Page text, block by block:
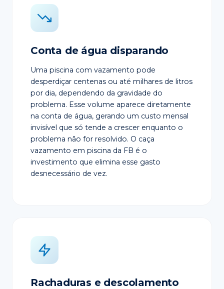
Conta de água disparando
Uma piscina com vazamento pode
desperdiçar centenas ou até milhares de litros
por dia, dependendo da gravidade do
problema. Esse volume aparece diretamente
na conta de água, gerando um custo mensal
invisível que só tende a crescer enquanto o
problema não for resolvido. O caça
vazamento em piscina da FB é o
investimento que elimina esse gasto
desnecessário de vez.
Rachaduras e descolamento